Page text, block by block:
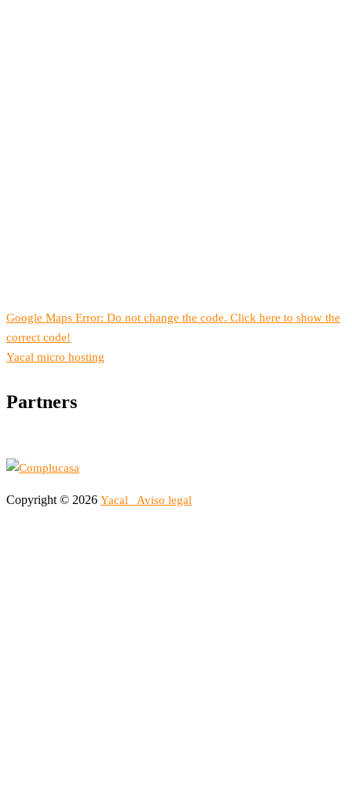
Google Maps Error: Do not change the code. Click here to show the
correct code!
Yacal micro hosting
Partners
Copyright © 2026 Yacal Aviso legal